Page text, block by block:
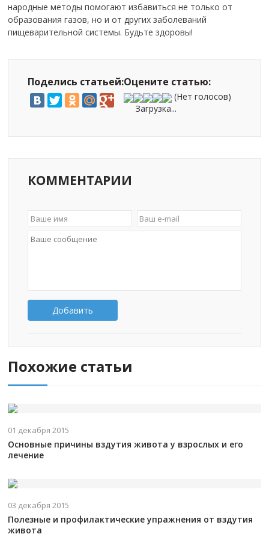
народные методы помогают избавиться не только от
образования газов, но и от других заболеваний
пищеварительной системы. Будьте здоровы!
Поделись статьей:Оцените статью:
(Нет голосов)
Загрузка...
КОММЕНТАРИИ
Добавить
Похожие статьи
01 декабря 2015
Основные причины вздутия живота у взрослых и его
лечение
03 декабря 2015
Полезные и профилактические упражнения от вздутия
живота